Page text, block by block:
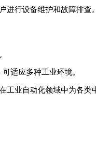
进行设备维护和故障排查。
适应多种工业环境。
业自动化领域中为各